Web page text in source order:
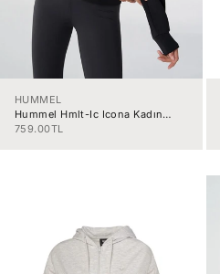
HUMMEL
Hummel Hmlt-Ic Icona Kadın
Ceket 921837-2001
İndirimli fiyat
759.00TL